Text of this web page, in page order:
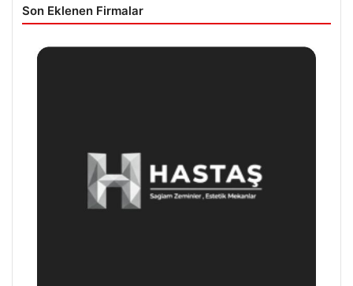
Son Eklenen Firmalar